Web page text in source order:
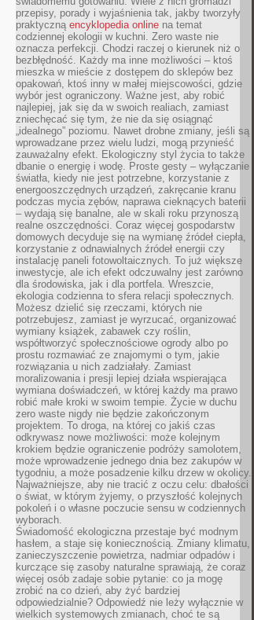
przepisy, porady i wyjaśnienia tak, jakby tworzyły
praktyczną encyklopedia online na temat
codziennej ekologii w kuchni. Zero waste nie
oznacza perfekcji. Chodzi raczej o kierunek niż o
bezbłędność. Każdy ma inne możliwości – ktoś
mieszka w mieście z dostępem do sklepów bez
opakowań, ktoś inny w małej miejscowości, gdzie
wybór jest ograniczony. Ważne jest, aby robić
najlepiej, jak się da w swoich realiach, zamiast
zniechęcać się tym, że nie da się osiągnąć
„idealnego” poziomu. Nawet drobne zmiany, jeśli są
wprowadzane przez wielu ludzi, mogą przynieść
zauważalny efekt. Ekologiczny styl życia to także
dbanie o energię i wodę. Proste gesty – wyłączanie
światła, kiedy nie jest potrzebne, korzystanie z
energooszczędnych urządzeń, zakręcanie kranu
podczas mycia zębów, naprawa cieknących baterii
– wydają się banalne, ale w skali roku przynoszą
realne oszczędności. Coraz więcej gospodarstw
domowych decyduje się na wymianę źródeł ciepła,
korzystanie z odnawialnych źródeł energii czy
instalację paneli fotowoltaicznych. To już większe
inwestycje, ale ich efekt odczuwalny jest zarówno
dla środowiska, jak i dla portfela. Wreszcie,
ekologia codzienna to sfera relacji społecznych.
Możesz dzielić się rzeczami, których nie
potrzebujesz, zamiast je wyrzucać, organizować
wymiany książek, zabawek czy roślin,
współtworzyć społecznościowe ogrody albo po
prostu rozmawiać ze znajomymi o tym, jakie
rozwiązania u nich zadziałały. Zamiast
moralizowania i presji lepiej działa wspierająca
wymiana doświadczeń, w której każdy ma prawo
robić małe kroki w swoim tempie. Życie w duchu
zero waste nigdy nie będzie zakończonym
projektem. To droga, na której co jakiś czas
odkrywasz nowe możliwości: może kolejnym
krokiem będzie ograniczenie podróży samolotem,
może wprowadzenie jednego dnia bez zakupów w
tygodniu, a może posadzenie kilku drzew w okolicy.
Najważniejsze, aby nie tracić z oczu celu: dbałości
o świat, w którym żyjemy, o przyszłość kolejnych
pokoleń i o własne poczucie sensu w codziennych
wyborach.
Świadomość ekologiczna przestaje być modnym
hasłem, a staje się koniecznością. Zmiany klimatu,
zanieczyszczenie powietrza, nadmiar odpadów i
kurczące się zasoby naturalne sprawiają, że coraz
więcej osób zadaje sobie pytanie: co ja mogę
zrobić na co dzień, aby żyć bardziej
odpowiedzialnie? Odpowiedź nie leży wyłącznie w
wielkich systemowych zmianach, choć te są